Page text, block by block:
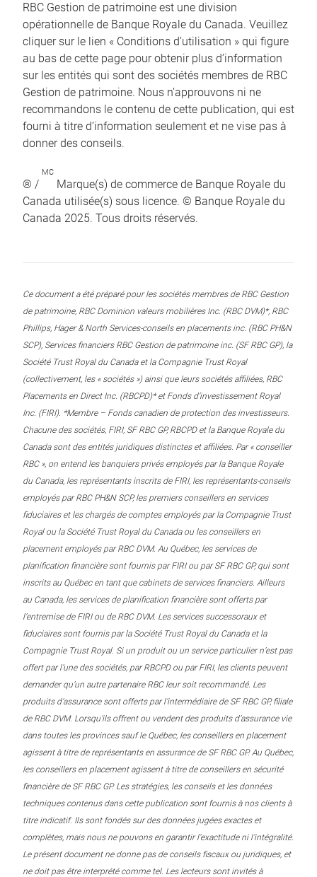
RBC Gestion de patrimoine est une division
opérationnelle de Banque Royale du Canada. Veuillez
cliquer sur le lien « Conditions d’utilisation » qui figure
au bas de cette page pour obtenir plus d’information
sur les entités qui sont des sociétés membres de RBC
Gestion de patrimoine. Nous n’approuvons ni ne
recommandons le contenu de cette publication, qui est
fourni à titre d’information seulement et ne vise pas à
donner des conseils.
® /
MC
Marque(s) de commerce de Banque Royale du
Canada utilisée(s) sous licence. © Banque Royale du
Canada 2025. Tous droits réservés.
Ce document a été préparé pour les sociétés membres de RBC Gestion
de patrimoine, RBC Dominion valeurs mobilières Inc. (RBC DVM)*, RBC
Phillips, Hager & North Services-conseils en placements inc. (RBC PH&N
SCP), Services financiers RBC Gestion de patrimoine inc. (SF RBC GP), la
Société Trust Royal du Canada et la Compagnie Trust Royal
(collectivement, les « sociétés ») ainsi que leurs sociétés affiliées, RBC
Placements en Direct Inc. (RBCPD)* et Fonds d’investissement Royal
Inc. (FIRI). *Membre – Fonds canadien de protection des investisseurs.
Chacune des sociétés, FIRI, SF RBC GP, RBCPD et la Banque Royale du
Canada sont des entités juridiques distinctes et affiliées. Par « conseiller
RBC », on entend les banquiers privés employés par la Banque Royale
du Canada, les représentants inscrits de FIRI, les représentants-conseils
employés par RBC PH&N SCP, les premiers conseillers en services
fiduciaires et les chargés de comptes employés par la Compagnie Trust
Royal ou la Société Trust Royal du Canada ou les conseillers en
placement employés par RBC DVM. Au Québec, les services de
planification financière sont fournis par FIRI ou par SF RBC GP, qui sont
inscrits au Québec en tant que cabinets de services financiers. Ailleurs
au Canada, les services de planification financière sont offerts par
l’entremise de FIRI ou de RBC DVM. Les services successoraux et
fiduciaires sont fournis par la Société Trust Royal du Canada et la
Compagnie Trust Royal. Si un produit ou un service particulier n’est pas
offert par l’une des sociétés, par RBCPD ou par FIRI, les clients peuvent
demander qu’un autre partenaire RBC leur soit recommandé. Les
produits d’assurance sont offerts par l’intermédiaire de SF RBC GP, filiale
de RBC DVM. Lorsqu’ils offrent ou vendent des produits d’assurance vie
dans toutes les provinces sauf le Québec, les conseillers en placement
agissent à titre de représentants en assurance de SF RBC GP. Au Québec,
les conseillers en placement agissent à titre de conseillers en sécurité
financière de SF RBC GP. Les stratégies, les conseils et les données
techniques contenus dans cette publication sont fournis à nos clients à
titre indicatif. Ils sont fondés sur des données jugées exactes et
complètes, mais nous ne pouvons en garantir l’exactitude ni l’intégralité.
Le présent document ne donne pas de conseils fiscaux ou juridiques, et
ne doit pas être interprété comme tel. Les lecteurs sont invités à